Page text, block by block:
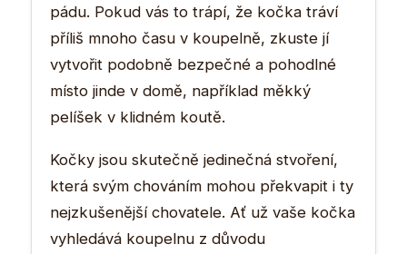
pádu. Pokud vás to trápí, že kočka tráví
příliš mnoho času v koupelně, zkuste jí
vytvořit podobně bezpečné a pohodlné
místo jinde v domě, například měkký
pelíšek v klidném koutě.
Kočky jsou skutečně jedinečná stvoření,
která svým chováním mohou překvapit i ty
nejzkušenější chovatele. Ať už vaše kočka
vyhledává koupelnu z důvodu